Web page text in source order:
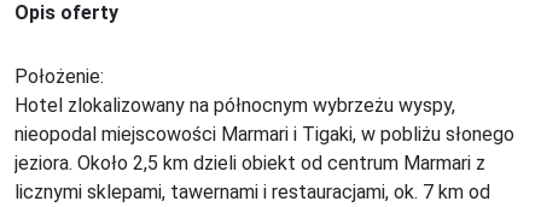
Opis oferty
Położenie:
Hotel zlokalizowany na północnym wybrzeżu wyspy,
nieopodal miejscowości Marmari i Tigaki, w pobliżu słonego
jeziora. Około 2,5 km dzieli obiekt od centrum Marmari z
licznymi sklepami, tawernami i restauracjami, ok. 7 km od